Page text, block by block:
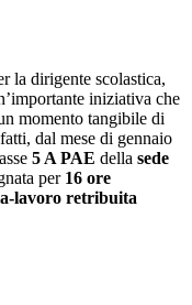
la dirigente scolastica,
iniziativa che
momento tangibile di
dal mese di gennaio
5 A PAE della sede
per 16 ore
lavoro retribuita